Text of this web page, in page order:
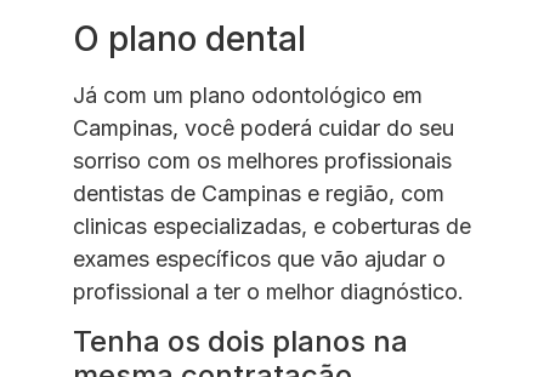
O plano dental
Já com um plano odontológico em
Campinas, você poderá cuidar do seu
sorriso com os melhores profissionais
dentistas de Campinas e região, com
clinicas especializadas, e coberturas de
exames específicos que vão ajudar o
profissional a ter o melhor diagnóstico.
Tenha os dois planos na